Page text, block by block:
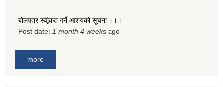
बोलपत्र स्वीृकत गर्ने आशयको सूचना ।।।
Post date: 1 month 4 weeks ago
more